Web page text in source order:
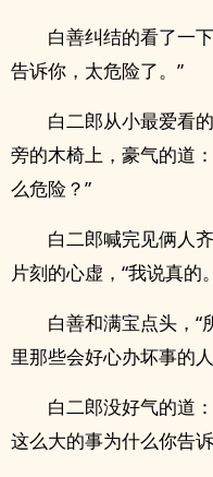
白善纠结的看了一
告诉你，太危险了。”
白二郎从小最爱看
旁的木椅上，豪气的道
么危险？”
白二郎喊完见俩人
片刻的心虚，“我说真的
白善和满宝点头，“
里那些会好心办坏事的
白二郎没好气的道
这么大的事为什么你告